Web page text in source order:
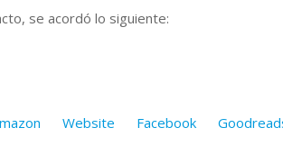
se acordó lo siguiente:
Website Facebook